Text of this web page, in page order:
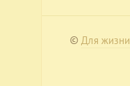
© Для жизни